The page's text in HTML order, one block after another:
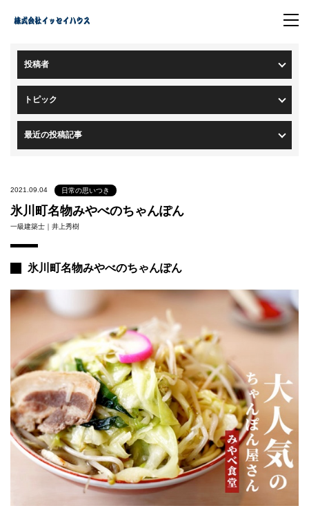
投稿者
トピック
最近の投稿記事
2021.09.04 日常の思いつき
氷川町名物みやべのちゃんぽん
一級建築士｜井上秀樹
氷川町名物みやべのちゃんぽん